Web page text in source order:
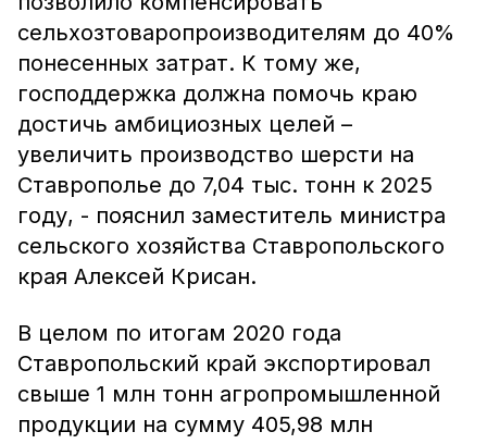
сельхозтоваропроизводителям до 40%
понесенных затрат. К тому же,
господдержка должна помочь краю
достичь амбициозных целей –
увеличить производство шерсти на
Ставрополье до 7,04 тыс. тонн к 2025
году, - пояснил заместитель министра
сельского хозяйства Ставропольского
края Алексей Крисан.
В целом по итогам 2020 года
Ставропольский край экспортировал
свыше 1 млн тонн агропромышленной
продукции на сумму 405,98 млн